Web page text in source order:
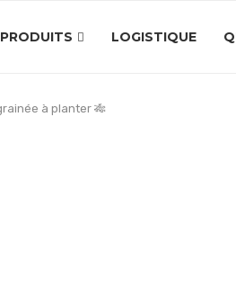
PRODUITS LOGISTIQUE
à planter 🎋